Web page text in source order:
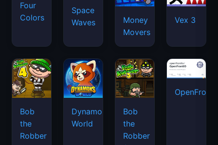
Four
Colors
Space
Waves
Money
Movers
Vex 3
Bob
the
Robber
Dynamons
World
Bob
the
Robber